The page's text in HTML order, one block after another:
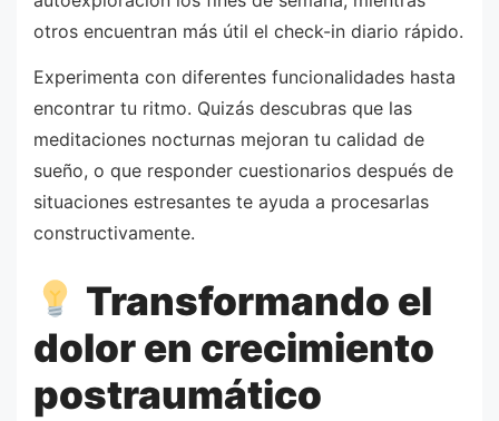
otros encuentran más útil el check-in diario rápido.
Experimenta con diferentes funcionalidades hasta
encontrar tu ritmo. Quizás descubras que las
meditaciones nocturnas mejoran tu calidad de
sueño, o que responder cuestionarios después de
situaciones estresantes te ayuda a procesarlas
constructivamente.
Transformando el
dolor en crecimiento
postraumático